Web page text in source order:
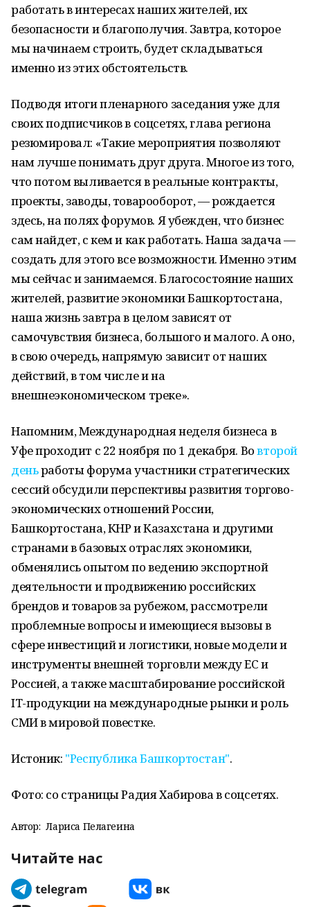
работать в интересах наших жителей, их
безопасности и благополучия. Завтра, которое
мы начинаем строить, будет складываться
именно из этих обстоятельств.
Подводя итоги пленарного заседания уже для
своих подписчиков в соцсетях, глава региона
резюмировал: «Такие мероприятия позволяют
нам лучше понимать друг друга. Многое из того,
что потом выливается в реальные контракты,
проекты, заводы, товарооборот, — рождается
здесь, на полях форумов. Я убежден, что бизнес
сам найдет, с кем и как работать. Наша задача —
создать для этого все возможности. Именно этим
мы сейчас и занимаемся. Благосостояние наших
жителей, развитие экономики Башкортостана,
наша жизнь завтра в целом зависят от
самочувствия бизнеса, большого и малого. А оно,
в свою очередь, напрямую зависит от наших
действий, в том числе и на
внешнеэкономическом треке».
Напомним, Международная неделя бизнеса в
Уфе проходит с 22 ноября по 1 декабря. Вовторой
деньработы форума участники стратегических
сессий обсудили перспективы развития торгово-
экономических отношений России,
Башкортостана, КНР и Казахстана и другими
странами в базовых отраслях экономики,
обменялись опытом по ведению экспортной
деятельности и продвижению российских
брендов и товаров за рубежом, рассмотрели
проблемные вопросы и имеющиеся вызовы в
сфере инвестиций и логистики, новые модели и
инструменты внешней торговли между ЕС и
Россией, а также масштабирование российской
IT-продукции на международные рынки и роль
СМИ в мировой повестке.
Истоник: "Республика Башкортостан".
Фото: со страницы Радия Хабирова в соцсетях.
Автор: Лариса Пелагеина
Читайте нас